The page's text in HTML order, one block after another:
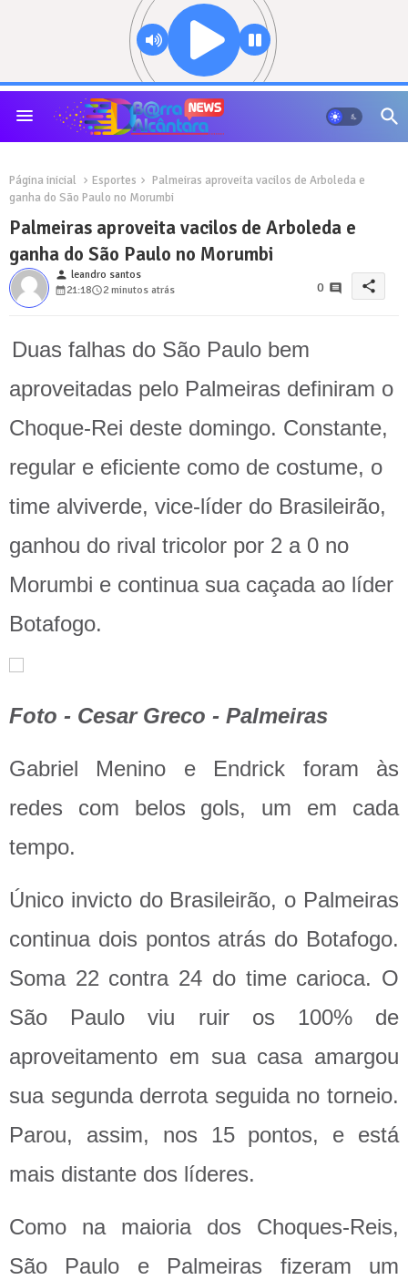
Página inicial Esportes
Palmeiras aproveita vacilos de Arboleda e
ganha do São Paulo no Morumbi
Palmeiras aproveita vacilos de Arboleda e
ganha do São Paulo no Morumbi
person leandro santos
21:18
2 minutos atrás 0 share
Duas falhas do São Paulo bem
aproveitadas pelo Palmeiras definiram o
Choque-Rei deste domingo. Constante,
regular e eficiente como de costume, o
time alviverde, vice-líder do Brasileirão,
ganhou do rival tricolor por 2 a 0 no
Morumbi e continua sua caçada ao líder
Botafogo.
Foto - Cesar Greco - Palmeiras
Gabriel Menino e Endrick foram às
redes com belos gols, um em cada
tempo.
Único invicto do Brasileirão, o Palmeiras
continua dois pontos atrás do Botafogo.
Soma 22 contra 24 do time carioca. O
São Paulo viu ruir os 100% de
aproveitamento em sua casa amargou
sua segunda derrota seguida no torneio.
Parou, assim, nos 15 pontos, e está
mais distante dos líderes.
Como na maioria dos Choques-Reis,
São Paulo e Palmeiras fizeram um